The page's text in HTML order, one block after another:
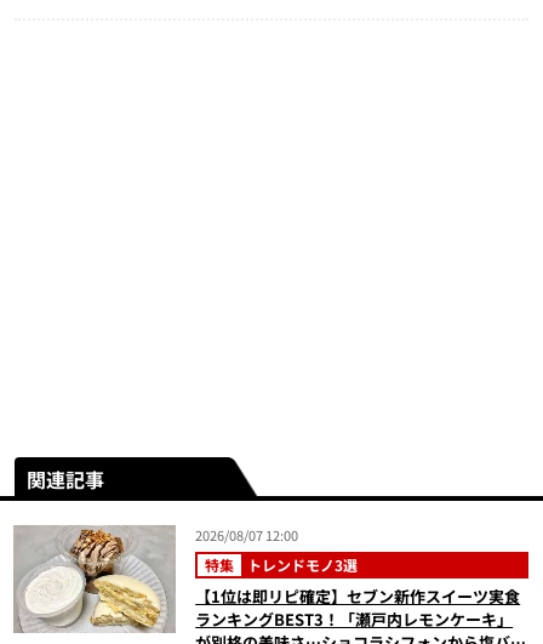
関連記事
2026/08/07 12:00
特集 トレンドモノ3選
【1位は即リピ確定】セブン新作スイーツ実食
ランキングBEST3！「瀬戸内レモンケーキ」